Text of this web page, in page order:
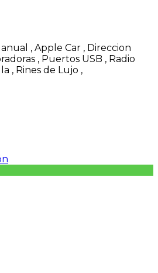
, Apple Car , Direccion
, Puertos USB , Radio
, Rines de Lujo ,